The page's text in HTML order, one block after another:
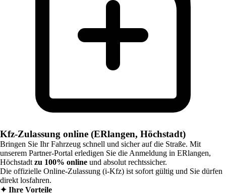
Kfz-Zulassung online (ERlangen, Höchstadt)
Bringen Sie Ihr Fahrzeug schnell und sicher auf die Straße. Mit
unserem Partner-Portal erledigen Sie die Anmeldung in ERlangen,
Höchstadt zu 100% online und absolut rechtssicher.
Die offizielle Online-Zulassung (i-Kfz) ist sofort gültig und Sie dürfen
direkt losfahren.
✦ Ihre Vorteile